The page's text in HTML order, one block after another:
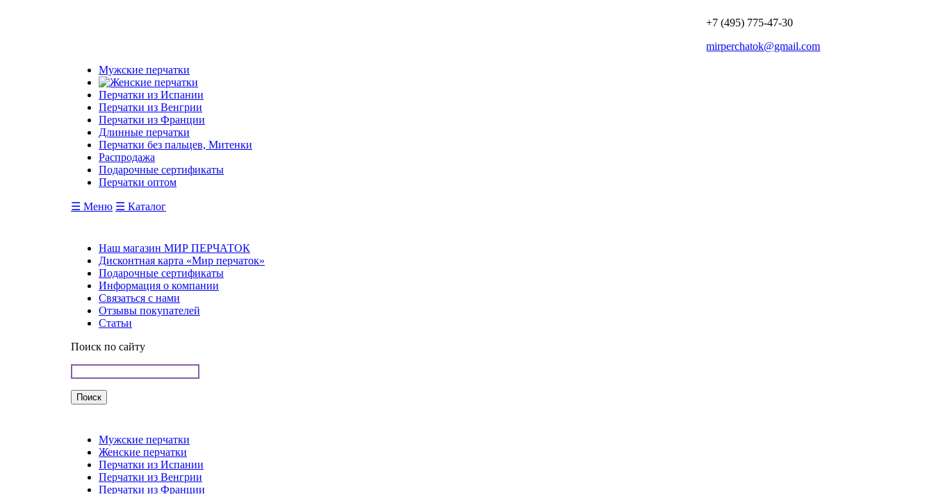
+7 (495) 775-47-30
mirperchatok@gmail.com
Мужские перчатки
Перчатки из Испании
Перчатки из Венгрии
Перчатки из Франции
Длинные перчатки
Перчатки без пальцев, Митенки
Распродажа
Подарочные сертификаты
Перчатки оптом
☰ Меню ☰ Каталог
Наш магазин МИР ПЕРЧАТОК
Дисконтная карта «Мир перчаток»
Подарочные сертификаты
Информация о компании
Связаться с нами
Отзывы покупателей
Статьи
Поиск по сайту
Мужские перчатки
Женские перчатки
Перчатки из Испании
Перчатки из Венгрии
Перчатки из Франции